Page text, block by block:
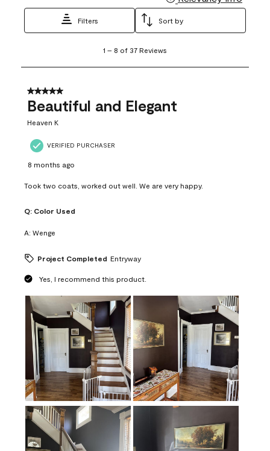
Filters Sort by
8
37
Reviews
1 – 8 of 37 Reviews
5 out of 5 stars.
Beautiful and Elegant
Heaven K
VERIFIED PURCHASER
8 months ago
Took two coats, worked out well. We are very happy.
Q: Color Used
A: Wenge
Project Completed Entryway
Yes, I recommend this product.